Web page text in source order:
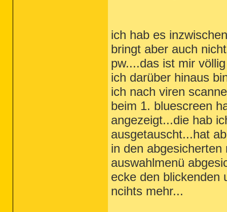
ich hab es
bringt aber auch
pw....das ist mir
ich darüber hinaus
ich nach viren
beim 1. bluescreen
angezeigt...die hab
ausgetauscht...hat
in den
auswahlmenü
ecke den blickenden
ncihts mehr...